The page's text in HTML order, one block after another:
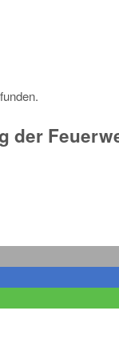
der